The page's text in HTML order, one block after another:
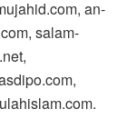
an-
salam-